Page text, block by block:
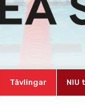
Tävlingar NIU